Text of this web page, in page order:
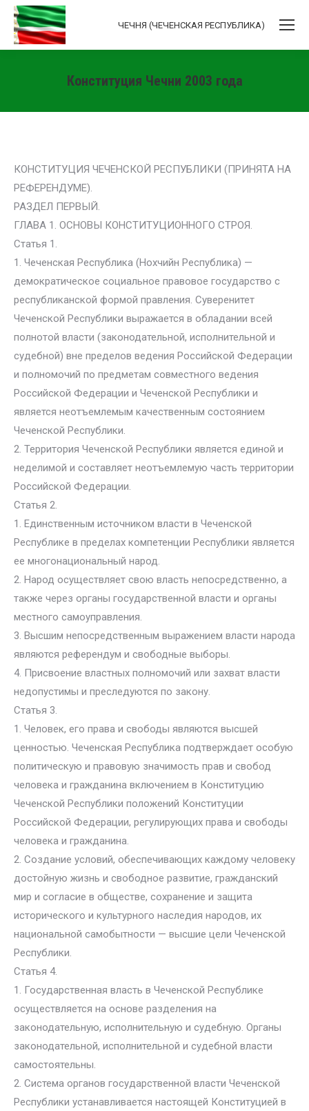
ЧЕЧНЯ (ЧЕЧЕНСКАЯ РЕСПУБЛИКА)
Конституция Чечни 2003 года
КОНСТИТУЦИЯ ЧЕЧЕНСКОЙ РЕСПУБЛИКИ (ПРИНЯТА НА
РЕФЕРЕНДУМЕ).
РАЗДЕЛ ПЕРВЫЙ.
ГЛАВА 1. ОСНОВЫ КОНСТИТУЦИОННОГО СТРОЯ.
Статья 1.
1. Чеченская Республика (Нохчийн Республика) —
демократическое социальное правовое государство с
республиканской формой правления. Суверенитет
Чеченской Республики выражается в обладании всей
полнотой власти (законодательной, исполнительной и
судебной) вне пределов ведения Российской Федерации
и полномочий по предметам совместного ведения
Российской Федерации и Чеченской Республики и
является неотъемлемым качественным состоянием
Чеченской Республики.
2. Территория Чеченской Республики является единой и
неделимой и составляет неотъемлемую часть территории
Российской Федерации.
Статья 2.
1. Единственным источником власти в Чеченской
Республике в пределах компетенции Республики является
ее многонациональный народ.
2. Народ осуществляет свою власть непосредственно, а
также через органы государственной власти и органы
местного самоуправления.
3. Высшим непосредственным выражением власти народа
являются референдум и свободные выборы.
4. Присвоение властных полномочий или захват власти
недопустимы и преследуются по закону.
Статья 3.
1. Человек, его права и свободы являются высшей
ценностью. Чеченская Республика подтверждает особую
политическую и правовую значимость прав и свобод
человека и гражданина включением в Конституцию
Чеченской Республики положений Конституции
Российской Федерации, регулирующих права и свободы
человека и гражданина.
2. Создание условий, обеспечивающих каждому человеку
достойную жизнь и свободное развитие, гражданский
мир и согласие в обществе, сохранение и защита
исторического и культурного наследия народов, их
национальной самобытности — высшие цели Чеченской
Республики.
Статья 4.
1. Государственная власть в Чеченской Республике
осуществляется на основе разделения на
законодательную, исполнительную и судебную. Органы
законодательной, исполнительной и судебной власти
самостоятельны.
2. Система органов государственной власти Чеченской
Республики устанавливается настоящей Конституцией в